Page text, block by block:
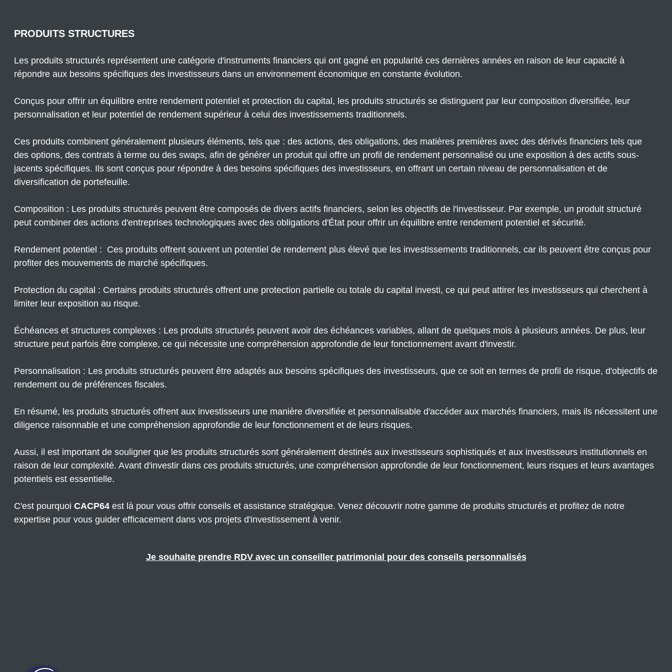
SERVICE
ASSURANCE
EMPRUNTEUR
STRUCTURES
PRODUITS STRUCTURES
Les produits structurés représentent une catégorie d'instruments financiers qui ont gagné en popularité ces dernières années en raison de leur capacité à
répondre aux besoins spécifiques des investisseurs dans un environnement économique en constante évolution.
Conçus pour offrir un équilibre entre rendement potentiel et protection du capital, les produits structurés se distinguent par leur composition diversifiée, leur
personnalisation et leur potentiel de rendement supérieur à celui des investissements traditionnels.
Ces produits combinent généralement plusieurs éléments, tels que : des actions, des obligations, des matières premières avec des dérivés financiers tels que
des options, des contrats à terme ou des swaps, afin de générer un produit qui offre un profil de rendement personnalisé ou une exposition à des actifs sous-
jacents spécifiques. Ils sont conçus pour répondre à des besoins spécifiques des investisseurs, en offrant un certain niveau de personnalisation et de
diversification de portefeuille.
Composition : Les produits structurés peuvent être composés de divers actifs financiers, selon les objectifs de l'investisseur. Par exemple, un produit structuré
peut combiner des actions d'entreprises technologiques avec des obligations d'État pour offrir un équilibre entre rendement potentiel et sécurité.
Rendement potentiel : Ces produits offrent souvent un potentiel de rendement plus élevé que les investissements traditionnels, car ils peuvent être conçus pour
profiter des mouvements de marché spécifiques.
Protection du capital : Certains produits structurés offrent une protection partielle ou totale du capital investi, ce qui peut attirer les investisseurs qui cherchent à
limiter leur exposition au risque.
Échéances et structures complexes : Les produits structurés peuvent avoir des échéances variables, allant de quelques mois à plusieurs années. De plus, leur
structure peut parfois être complexe, ce qui nécessite une compréhension approfondie de leur fonctionnement avant d'investir.
Personnalisation : Les produits structurés peuvent être adaptés aux besoins spécifiques des investisseurs, que ce soit en termes de profil de risque, d'objectifs de
rendement ou de préférences fiscales.
En résumé, les produits structurés offrent aux investisseurs une manière diversifiée et personnalisable d'accéder aux marchés financiers, mais ils nécessitent une
diligence raisonnable et une compréhension approfondie de leur fonctionnement et de leurs risques.
Aussi, il est important de souligner que les produits structurés sont généralement destinés aux investisseurs sophistiqués et aux investisseurs institutionnels en
raison de leur complexité. Avant d'investir dans ces produits structurés, une compréhension approfondie de leur fonctionnement, leurs risques et leurs avantages
potentiels est essentielle.
C'est pourquoi CACP64 est là pour vous offrir conseils et assistance stratégique. Venez découvrir notre gamme de produits structurés et profitez de notre
expertise pour vous guider efficacement dans vos projets d'investissement à venir.
Je souhaite prendre RDV avec un conseiller patrimonial pour des conseils personnalisés